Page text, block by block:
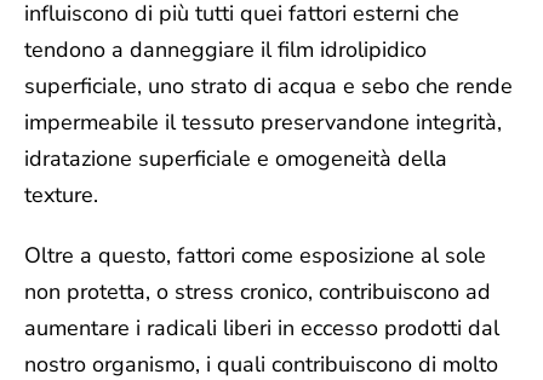
influiscono di più tutti quei fattori esterni che
tendono a danneggiare il film idrolipidico
superficiale, uno strato di acqua e sebo che rende
impermeabile il tessuto preservandone integrità,
idratazione superficiale e omogeneità della
texture.
Oltre a questo, fattori come esposizione al sole
non protetta, o stress cronico, contribuiscono ad
aumentare i radicali liberi in eccesso prodotti dal
nostro organismo, i quali contribuiscono di molto